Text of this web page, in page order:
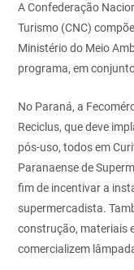
A Confederação
Turismo (CNC)
Ministério do Meio
programa, em
No Paraná, a
Reciclus, que deve
pós-uso, todos em
Paranaense de
fim de incentivar a
supermercadista.
construção, materiais
comercializem